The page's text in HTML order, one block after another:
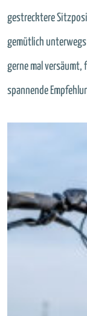
gestrecktere
gemütlich
gerne mal versäumt,
spannende